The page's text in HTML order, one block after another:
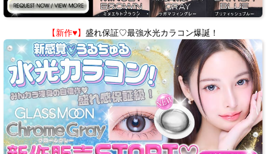
【新作♥】 盛れ保証♡最強水光カラコン爆誕！